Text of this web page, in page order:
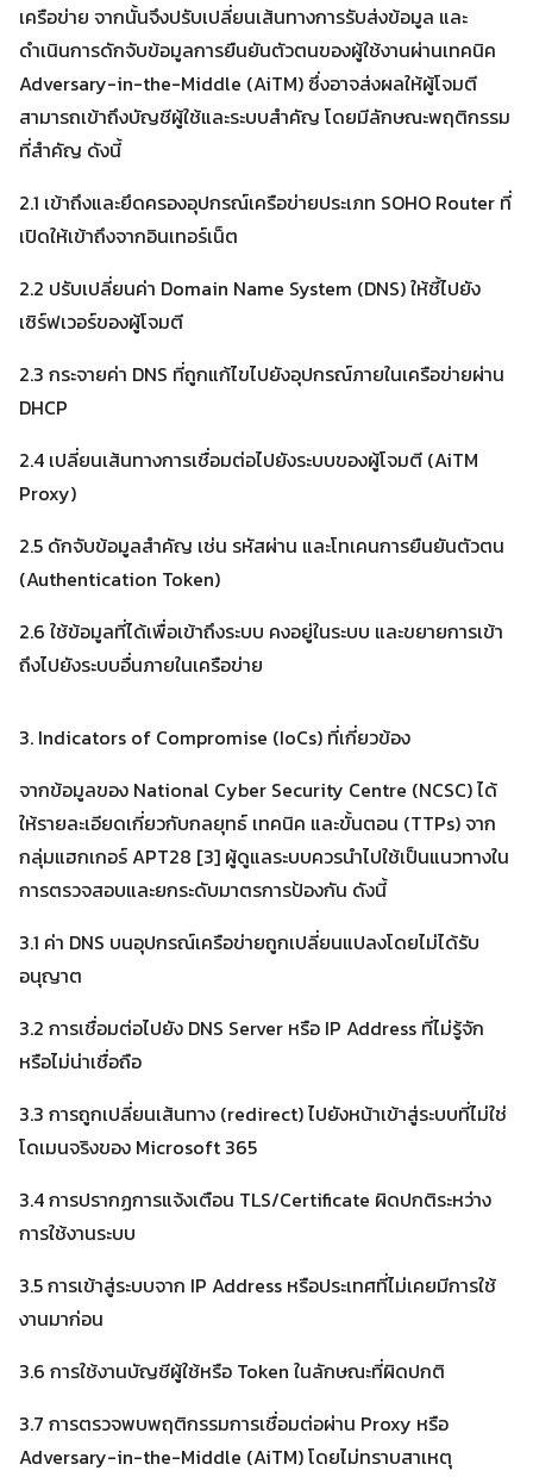
Search
เครือข่าย จากนั้นจึงปรับเปลี่ยนเส้นทางการรับส่งข้อมูล และ
ดำเนินการดักจับข้อมูลการยืนยันตัวตนของผู้ใช้งานผ่านเทคนิค
Adversary-in-the-Middle (AiTM) ซึ่งอาจส่งผลให้ผู้โจมตี
สามารถเข้าถึงบัญชีผู้ใช้และระบบสำคัญ โดยมีลักษณะพฤติกรรม
ที่สำคัญ ดังนี้
2.1 เข้าถึงและยึดครองอุปกรณ์เครือข่ายประเภท SOHO Router ที่
เปิดให้เข้าถึงจากอินเทอร์เน็ต
2.2 ปรับเปลี่ยนค่า Domain Name System (DNS) ให้ชี้ไปยัง
เซิร์ฟเวอร์ของผู้โจมตี
2.3 กระจายค่า DNS ที่ถูกแก้ไขไปยังอุปกรณ์ภายในเครือข่ายผ่าน
DHCP
2.4 เปลี่ยนเส้นทางการเชื่อมต่อไปยังระบบของผู้โจมตี (AiTM
Proxy)
2.5 ดักจับข้อมูลสำคัญ เช่น รหัสผ่าน และโทเคนการยืนยันตัวตน
(Authentication Token)
2.6 ใช้ข้อมูลที่ได้เพื่อเข้าถึงระบบ คงอยู่ในระบบ และขยายการเข้า
ถึงไปยังระบบอื่นภายในเครือข่าย
3. Indicators of Compromise (IoCs) ที่เกี่ยวข้อง
จากข้อมูลของ National Cyber Security Centre (NCSC) ได้
ให้รายละเอียดเกี่ยวกับกลยุทธ์ เทคนิค และขั้นตอน (TTPs) จาก
กลุ่มแฮกเกอร์ APT28 [3] ผู้ดูแลระบบควรนำไปใช้เป็นแนวทางใน
การตรวจสอบและยกระดับมาตรการป้องกัน ดังนี้
3.1 ค่า DNS บนอุปกรณ์เครือข่ายถูกเปลี่ยนแปลงโดยไม่ได้รับ
อนุญาต
3.2 การเชื่อมต่อไปยัง DNS Server หรือ IP Address ที่ไม่รู้จัก
หรือไม่น่าเชื่อถือ
3.3 การถูกเปลี่ยนเส้นทาง (redirect) ไปยังหน้าเข้าสู่ระบบที่ไม่ใช่
โดเมนจริงของ Microsoft 365
3.4 การปรากฏการแจ้งเตือน TLS/Certificate ผิดปกติระหว่าง
การใช้งานระบบ
3.5 การเข้าสู่ระบบจาก IP Address หรือประเทศที่ไม่เคยมีการใช้
งานมาก่อน
3.6 การใช้งานบัญชีผู้ใช้หรือ Token ในลักษณะที่ผิดปกติ
3.7 การตรวจพบพฤติกรรมการเชื่อมต่อผ่าน Proxy หรือ
Adversary-in-the-Middle (AiTM) โดยไม่ทราบสาเหตุ